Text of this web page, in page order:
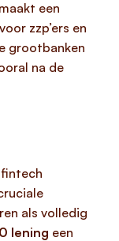
een
zzp’ers en
grootbanken
na de
als volledig
lening een